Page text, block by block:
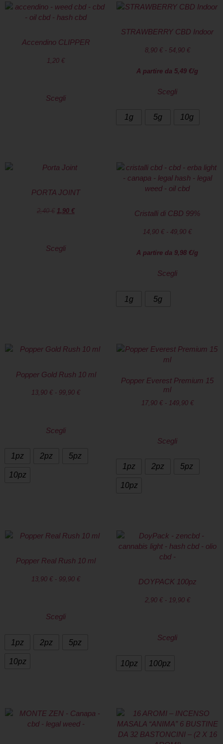
Accendino CLIPPER
1,20 €
Scegli
STRAWBERRY CBD Indoor
8,90 € - 54,90 €
A partire da 5,49 €/g
Scegli
1g 5g 10g
PORTA JOINT
2,40€ 1,90 €
Scegli
Cristalli di CBD 99%
14,90 € - 49,90 €
A partire da 9,98 €/g
Scegli
1g 5g
Popper Gold Rush 10 ml
13,90 € - 99,90 €
Scegli
1pz 2pz 5pz
10pz
Popper Everest Premium 15
ml
17,90 € - 149,90 €
Scegli
1pz 2pz 5pz
10pz
Popper Real Rush 10 ml
13,90 € - 99,90 €
Scegli
1pz 2pz 5pz
10pz
DOYPACK 100pz
2,90 € - 19,90 €
Scegli
10pz 100pz